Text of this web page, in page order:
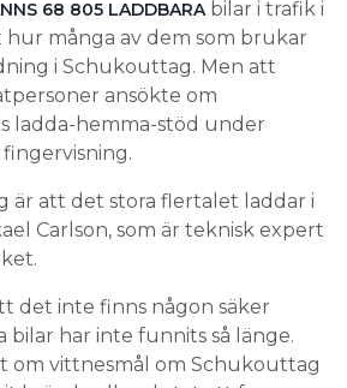
68 805 LADDBARAbilar i trafik i
hur många av dem som brukar
i Schukouttag. Men att
ansökte om
ladda-hemma-stöd under
är att det stora flertalet laddar i
Carlson, som är teknisk expert
det inte finns någon säker
bilar har inte funnits så länge.
om vittnesmål om Schukouttag